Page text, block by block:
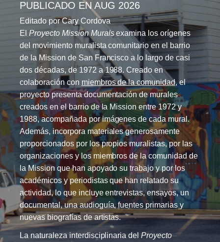
El Proyecto Mission Muralsexamina los orígenes
del movimiento muralista comunitario en el barrio
de la Mission de San Francisco a lo largo de casi
dos décadas, de 1972 a 1988. Creado en
colaboración con miembros de la comunidad, el
proyecto presenta documentación de murales
creados en el barrio de la Mission entre 1972 y
1988, acompañada por imágenes de cada mural.
Además, incorpora materiales generosamente
proporcionados por los propios muralistas, por las
organizaciones y los miembros de la comunidad de
la Mission que han apoyado su trabajo y por los
académicos y periodistas que han relatado su
actividad, lo que incluye entrevistas, ensayos, un
documental, una audioguía, fuentes primarias y
nuevas biografías de artistas.
La naturaleza interdisciplinaria delProyecto
PUBLICADO EN AUG 2026
Editado por Cary Cordova